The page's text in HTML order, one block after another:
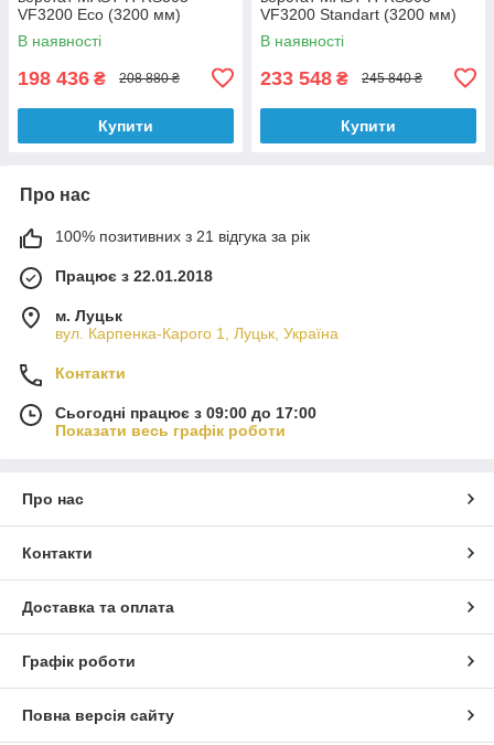
VF3200 Eco (3200 мм)
В наявності
198 436 ₴ 208 880 ₴
Купити
VF3200 Standart (3200 мм)
В наявності
233 548 ₴ 245 840 ₴
Купити
Про нас
100% позитивних з 21 відгука за рік
Працює з 22.01.2018
м. Луцьк
вул. Карпенка-Карого 1, Луцьк, Україна
Контакти
Сьогодні працює з 09:00 до 17:00
Показати весь графік роботи
Про нас
Контакти
Доставка та оплата
Графік роботи
Повна версія сайту